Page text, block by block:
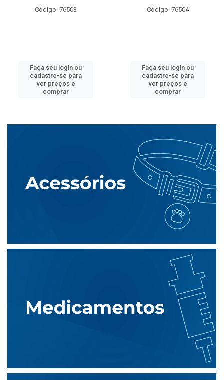
Código: 76503
Faça seu login ou
cadastre-se para
ver preços e
comprar
Código: 76504
Faça seu login ou
cadastre-se para
ver preços e
comprar